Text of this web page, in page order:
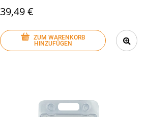
39,49 €
ZUM WARENKORB
HINZUFÜGEN